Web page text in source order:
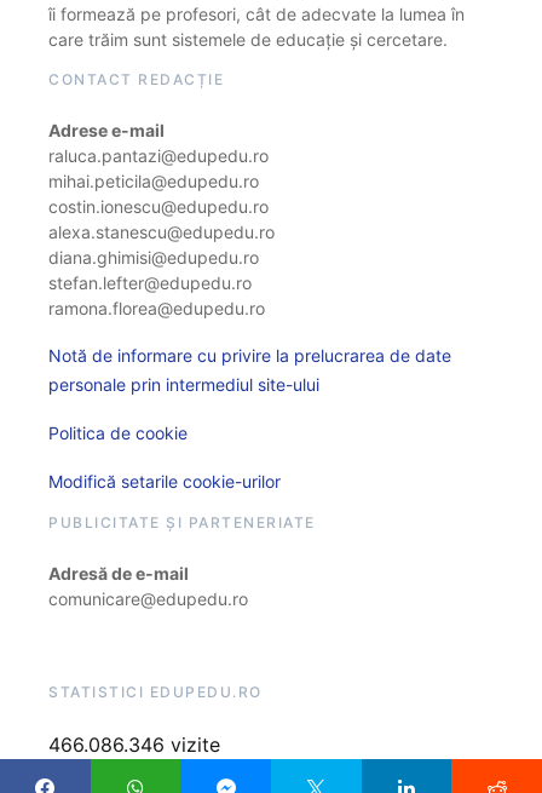
îi formează pe profesori, cât de adecvate la lumea în
care trăim sunt sistemele de educație și cercetare.
CONTACT REDACȚIE
Adrese e-mail
raluca.pantazi@edupedu.ro
mihai.peticila@edupedu.ro
costin.ionescu@edupedu.ro
alexa.stanescu@edupedu.ro
diana.ghimisi@edupedu.ro
stefan.lefter@edupedu.ro
ramona.florea@edupedu.ro
Notă de informare cu privire la prelucrarea de date
personale prin intermediul site-ului
Politica de cookie
Modifică setarile cookie-urilor
PUBLICITATE ȘI PARTENERIATE
Adresă de e-mail
comunicare@edupedu.ro
STATISTICI EDUPEDU.RO
466.086.346 vizite